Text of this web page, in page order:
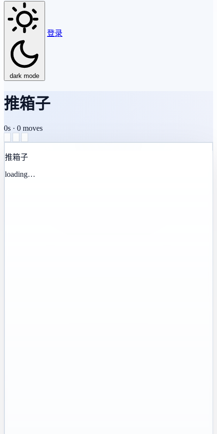
dark mode
登录
推箱子
0s · 0 moves
推箱子
loading…